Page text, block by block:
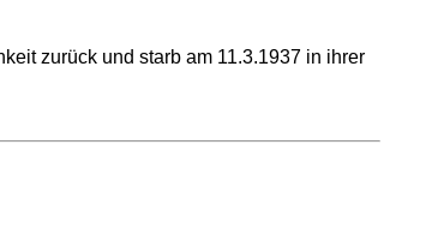
zurück und starb am 11.3.1937 in ihrer